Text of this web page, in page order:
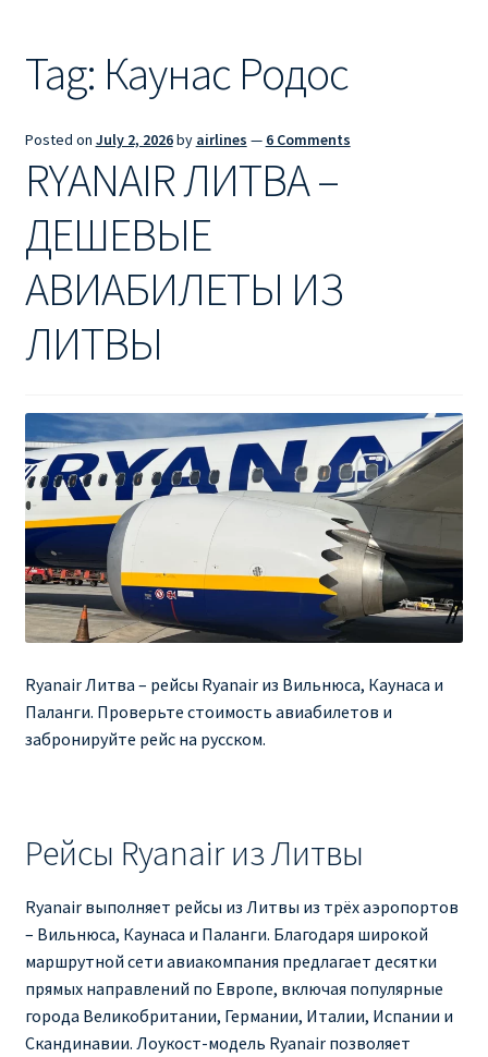
RYANAIR ИЗ РИГИ
RYANAIR ИЗ ТАЛЛИНА
Ryanair из Тампере
RYANAIR ИЗ ЧЕХИИ | ПРАГА, ОСТРАВА, ПАРДУБИЦЕ,
БРНО
Ryanair изменения
Ryanair изменить дату
Ryanair изменить фамилию
Ryanair Испания
RYANAIR КУПИТЬ БИЛЕТЫ ENGLISH
Ryanair онлайн регистрация
Ryanair ошибка в фамилии, имени
Ryanair пересадки
RYANAIR ПОДГОРИЦА, ЧЕРНОГОРИЯ
Tag: Каунас Родос
Posted on July 2, 2026by airlines — 6 Comments
RYANAIR ЛИТВА –
ДЕШЕВЫЕ
АВИАБИЛЕТЫ ИЗ
ЛИТВЫ
Ryanair Литва – рейсы Ryanair из Вильнюса, Каунаса и
Паланги. Проверьте стоимость авиабилетов и
забронируйте рейс на русском.
Рейсы Ryanair из Литвы
Ryanair выполняет рейсы из Литвы из трёх аэропортов
– Вильнюса, Каунаса и Паланги. Благодаря широкой
маршрутной сети авиакомпания предлагает десятки
прямых направлений по Европе, включая популярные
города Великобритании, Германии, Италии, Испании и
Скандинавии. Лоукост-модель Ryanair позволяет